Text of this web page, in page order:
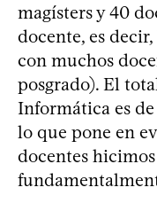
magísters y 40
docente, es
con muchos
posgrado). El
Informática es
lo que pone en
docentes